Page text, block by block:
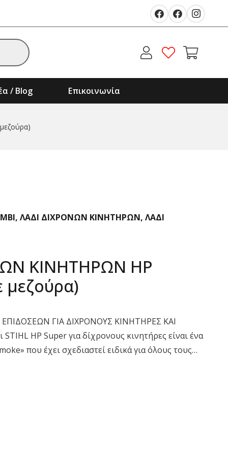
/ Blog Επικοινωνία
, ΛΑΔΙ ΔΙΧΡΟΝΩΝ ΚΙΝΗΤΗΡΩΝ, ΛΑΔΙ
ΚΙΝΗΤΗΡΩΝ HP
μεζούρα)
ΓΙΑ ΔΙΧΡΟΝΟΥΣ ΚΙΝΗΤΗΡΕΣ ΚΑΙ
HP Super για δίχρονους κινητήρες είναι ένα
που έχει σχεδιαστεί ειδικά για όλους τους…